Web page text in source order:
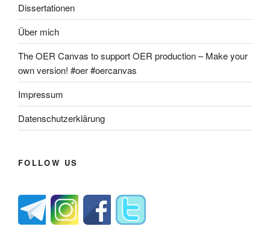
Dissertationen
Über mich
The OER Canvas to support OER production – Make your
own version! #oer #oercanvas
Impressum
Datenschutzerklärung
FOLLOW US